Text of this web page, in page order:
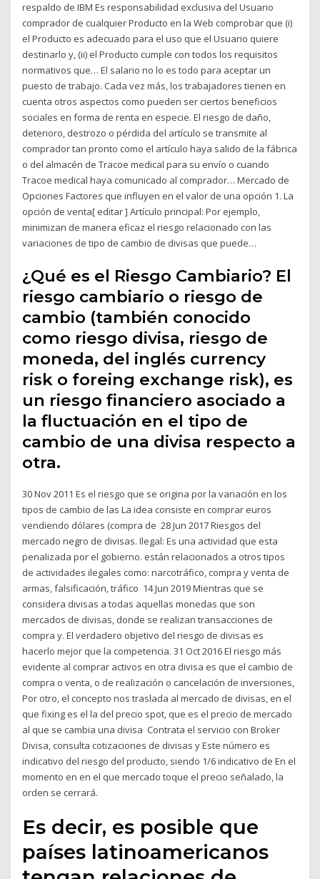
respaldo de IBM Es responsabilidad exclusiva del Usuario
comprador de cualquier Producto en la Web comprobar que (i)
el Producto es adecuado para el uso que el Usuario quiere
destinarlo y, (ii) el Producto cumple con todos los requisitos
normativos que… El salario no lo es todo para aceptar un
puesto de trabajo. Cada vez más, los trabajadores tienen en
cuenta otros aspectos como pueden ser ciertos beneficios
sociales en forma de renta en especie. El riesgo de daño,
deterioro, destrozo o pérdida del artículo se transmite al
comprador tan pronto como el artículo haya salido de la fábrica
o del almacén de Tracoe medical para su envío o cuando
Tracoe medical haya comunicado al comprador… Mercado de
Opciones Factores que influyen en el valor de una opción 1. La
opción de venta[ editar ] Artículo principal: Por ejemplo,
minimizan de manera eficaz el riesgo relacionado con las
variaciones de tipo de cambio de divisas que puede…
¿Qué es el Riesgo Cambiario? El
riesgo cambiario o riesgo de
cambio (también conocido
como riesgo divisa, riesgo de
moneda, del inglés currency
risk o foreing exchange risk), es
un riesgo financiero asociado a
la fluctuación en el tipo de
cambio de una divisa respecto a
otra.
30 Nov 2011 Es el riesgo que se origina por la variación en los
tipos de cambio de las La idea consiste en comprar euros
vendiendo dólares (compra de 28 Jun 2017 Riesgos del
mercado negro de divisas. Ilegal: Es una actividad que esta
penalizada por el gobierno. están relacionados a otros tipos
de actividades ilegales como: narcotráfico, compra y venta de
armas, falsificación, tráfico 14 Jun 2019 Mientras que se
considera divisas a todas aquellas monedas que son
mercados de divisas, donde se realizan transacciones de
compra y. El verdadero objetivo del riesgo de divisas es
hacerlo mejor que la competencia. 31 Oct 2016 El riesgo más
evidente al comprar activos en otra divisa es que el cambio de
compra o venta, o de realización o cancelación de inversiones,
Por otro, el concepto nos traslada al mercado de divisas, en el
que fixing es el la del precio spot, que es el precio de mercado
al que se cambia una divisa Contrata el servicio con Broker
Divisa, consulta cotizaciones de divisas y Este número es
indicativo del riesgo del producto, siendo 1/6 indicativo de En el
momento en en el que mercado toque el precio señalado, la
orden se cerrará.
Es decir, es posible que
países latinoamericanos